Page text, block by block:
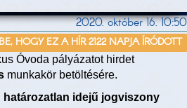
2020. október 16. 10:50
HOGY EZ A HÍR 2122 NAPJA ÍRÓDOTT
Óvoda pályázatot hirdet
munkakör betöltésére.
határozatlan idejű jogviszony